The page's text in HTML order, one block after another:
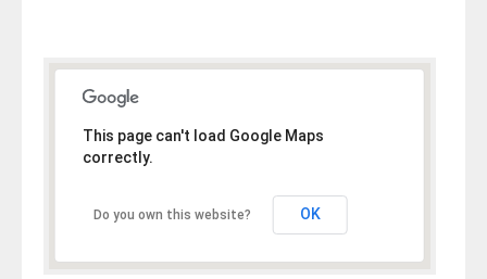
This page can't load Google Maps
correctly.
Do you own this website? OK